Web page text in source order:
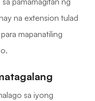
na extension tulad
mapanatiling
sa iyong